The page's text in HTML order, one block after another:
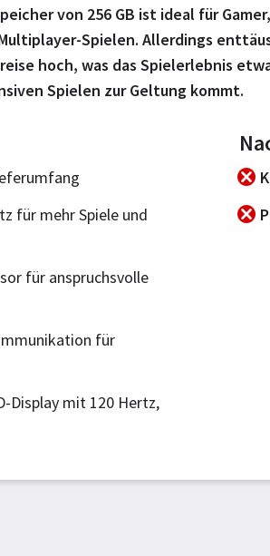
von 256 GB ist ideal für
Spielen. Allerdings
hoch, was das Spielerlebnis
Spielen zur Geltung kommt.
für mehr Spiele und
für anspruchsvolle
für
Display mit 120 Hertz,